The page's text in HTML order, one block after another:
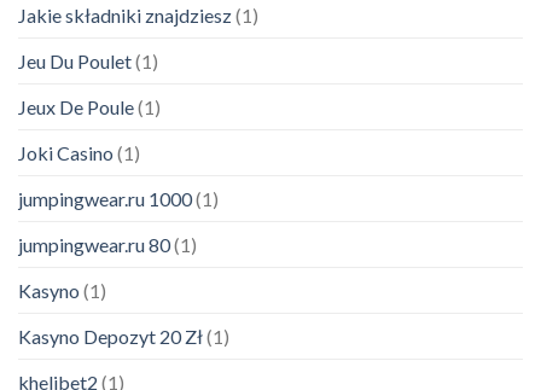
Jakie składniki znajdziesz(1)
Jeu Du Poulet(1)
Jeux De Poule(1)
Joki Casino (1)
jumpingwear.ru 1000(1)
jumpingwear.ru 80(1)
Kasyno (1)
Kasyno Depozyt 20 Zł(1)
khelibet2 (1)